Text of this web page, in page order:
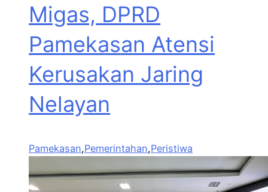
Migas, DPRD
Pamekasan Atensi
Kerusakan Jaring
Nelayan
Pamekasan,Pemerintahan,Peristiwa